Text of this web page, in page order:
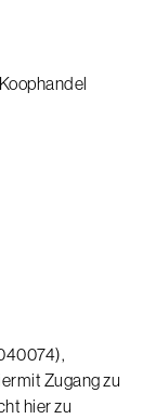
Zugang zu
hier zu